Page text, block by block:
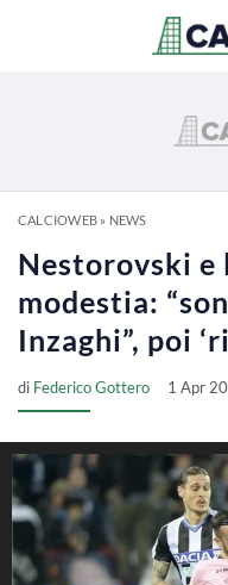
CALCIOWEB» NEWS
Nestorovski e
modestia:
Inzaghi”, poi
di Federico Gottero 1 Apr